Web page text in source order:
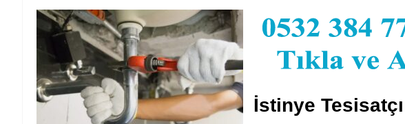
İstinye Tesisatçı